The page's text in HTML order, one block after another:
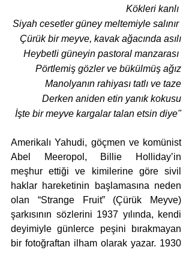
Kökleri kanlı
Siyah cesetler güney meltemiyle salınır
Çürük bir meyve, kavak ağacında asılı
Heybetli güneyin pastoral manzarası
Pörtlemiş gözler ve bükülmüş ağız
Manolyanın rahiyası tatlı ve taze
Derken aniden etin yanık kokusu
İşte bir meyve kargalar talan etsin diye"
Amerikalı Yahudi, göçmen ve komünist
Abel Meeropol, Billie Holliday’in
meşhur ettiği ve kimilerine göre sivil
haklar hareketinin başlamasına neden
olan “Strange Fruit” (Çürük Meyve)
şarkısının sözlerini 1937 yılında, kendi
deyimiyle günlerce peşini bırakmayan
bir fotoğraftan ilham olarak yazar. 1930